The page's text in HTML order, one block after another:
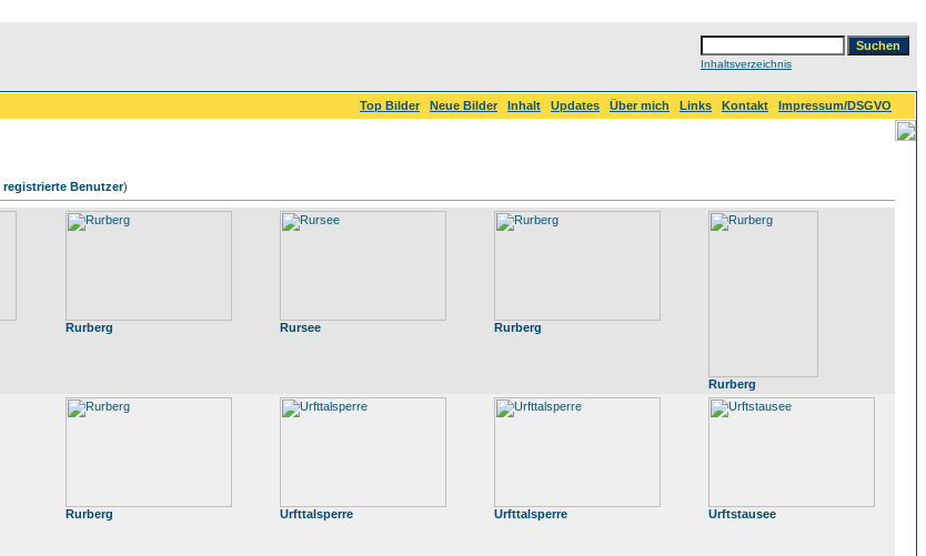
Inhaltsverzeichnis
Top Bilder Neue Bilder Inhalt Updates Über mich Links Kontakt
Impressum/DSGVO
registrierte Benutzer)
Rurberg Rursee Rurberg
Rurberg
Rurberg Urfttalsperre Urfttalsperre Urftstausee